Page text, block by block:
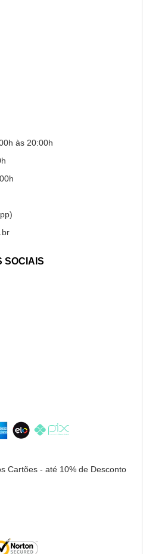
às 20:00h
SOCIAIS
Cartões - até 10% de Desconto